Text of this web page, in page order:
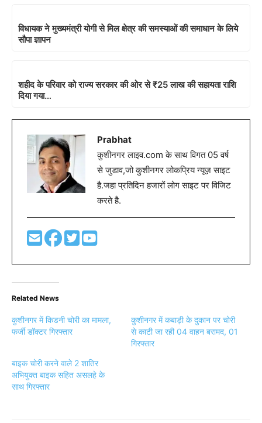
विधायक ने मुख्यमंत्री योगी से मिल क्षेत्र की समस्याओं की समाधान के लिये
सौपा ज्ञापन
शहीद के परिवार को राज्य सरकार की ओर से ₹25 लाख की सहायता राशि
दिया गया…
Prabhat
कुशीनगर लाइव.com के साथ विगत 05 वर्ष
से जुडाव,जो कुशीनगर लोकप्रिय न्यूज़ साइट
है.जहा प्रतिदिन हजारों लोग साइट पर विजिट
करते है.
Related News
कुशीनगर में किडनी चोरी का मामला,
फर्जी डॉक्टर गिरफ्तार
कुशीनगर में कबाड़ी के दुकान पर चोरी
से काटी जा रही 04 वाहन बरामद, 01
गिरफ्तार
बाइक चोरी करने वाले 2 शातिर
अभियुक्त बाइक सहित असलहे के
साथ गिरफ्तार